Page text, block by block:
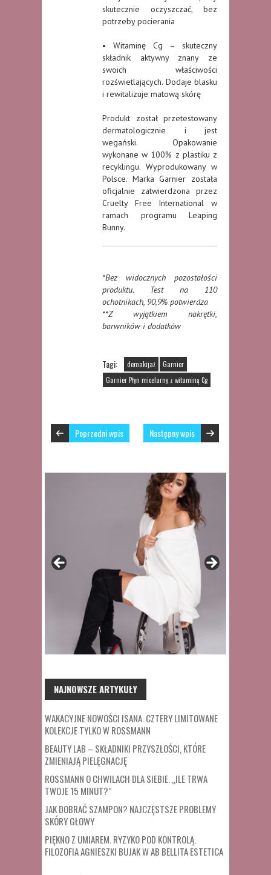
skutecznie oczyszczać, bez
potrzeby pocierania
• Witaminę Cg – skuteczny
składnik aktywny znany ze
swoich właściwości
rozświetlających. Dodaje blasku
i rewitalizuje matową skórę
Produkt został przetestowany
dermatologicznie i jest
wegański. Opakowanie
wykonane w 100% z plastiku z
recyklingu. Wyprodukowany w
Polsce. Marka Garnier została
oficjalnie zatwierdzona przez
Cruelty Free International w
ramach programu Leaping
Bunny.
*Bez widocznych pozostałości
produktu. Test na 110
ochotnikach, 90,9% potwierdza
**Z wyjątkiem nakrętki,
barwników i dodatków
Tagi: demakijaż
Garnier
Garnier Płyn micelarny z witaminą Cg
Poprzedni wpis Następny wpis
NAJNOWSZE ARTYKUŁY
WAKACYJNE NOWOŚCI ISANA. CZTERY LIMITOWANE
KOLEKCJE TYLKO W ROSSMANN
BEAUTY LAB – SKŁADNIKI PRZYSZŁOŚCI, KTÓRE
ZMIENIAJĄ PIELĘGNACJĘ
ROSSMANN O CHWILACH DLA SIEBIE. „ILE TRWA
TWOJE 15 MINUT?”
JAK DOBRAĆ SZAMPON? NAJCZĘSTSZE PROBLEMY
SKÓRY GŁOWY
PIĘKNO Z UMIAREM. RYZYKO POD KONTROLĄ.
FILOZOFIA AGNIESZKI BUJAK W AB BELLITA ESTETICA